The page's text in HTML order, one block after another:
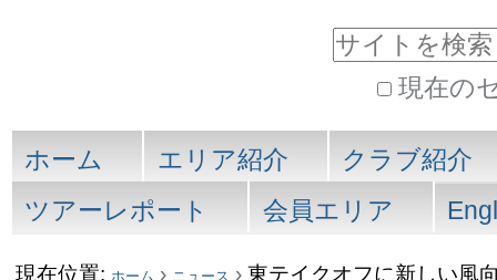
ン
ツ
現在の
細
検
索
セ
ク
ホーム エリア紹介
クラブ紹介
ツアーレポート
会員エリア
現在位置: ホーム › ニュース › 東テイクオフに新しい風